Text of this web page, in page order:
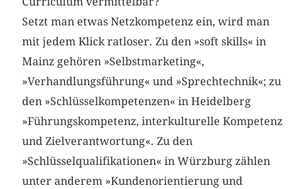
Setzt man etwas Netzkompetenz ein, wird man
mit jedem Klick ratloser. Zu den »soft skills« in
Mainz gehören »Selbstmarketing«,
»Verhandlungsführung« und »Sprechtechnik«; zu
den »Schlüsselkompetenzen« in Heidelberg
»Führungskompetenz, interkulturelle Kompetenz
und Zielverantwortung«. Zu den
»Schlüsselqualifikationen« in Würzburg zählen
unter anderem »Kundenorientierung und